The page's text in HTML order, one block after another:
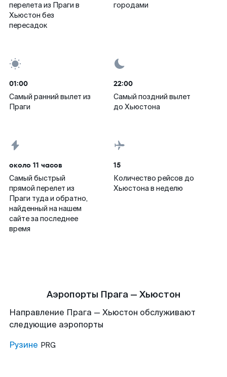
перелета из Праги в
Хьюстон без
пересадок
городами
01:00
Самый ранний вылет из
Праги
22:00
Самый поздний вылет
до Хьюстона
около 11 часов
Самый быстрый
прямой перелет из
Праги туда и обратно,
найденный на нашем
сайте за последнее
время
15
Количество рейсов до
Хьюстона в неделю
Аэропорты Прага — Хьюстон
Направление Прага — Хьюстон обслуживают
следующие аэропорты
Рузине PRG